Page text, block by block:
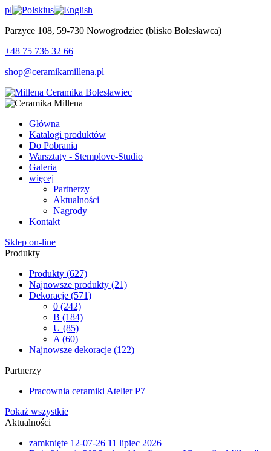
pl
us
Parzyce 108, 59-730 Nowogrodziec (blisko Bolesławca)
+48 75 736 32 66
shop@ceramikamillena.pl
Główna
Katalogi produktów
Do Pobrania
Warsztaty - Stemplove-Studio
Galeria
więcej
Partnerzy
Aktualności
Nagrody
Kontakt
Sklep on-line
Produkty
Produkty (627)
Najnowsze produkty (21)
Dekoracje (571)
0 (242)
B (184)
U (85)
A (60)
Najnowsze dekoracje (122)
Partnerzy
Pracownia ceramiki Atelier P7
Pokaż wszystkie
Aktualności
zamknięte 12-07-26 11 lipiec 2026